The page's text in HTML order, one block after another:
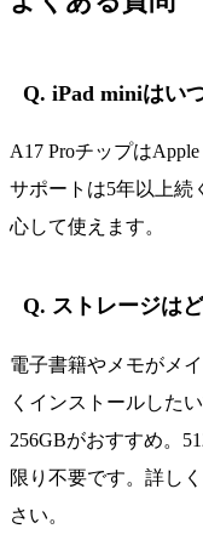
Q. iPad miniはい
A17 Proチップは
サポートは5年以上続
心して使えます。
Q. ストレージは
電子書籍やメモがメ
くインストールした
256GBがおすすめ。
限り不要です。詳し
さい。